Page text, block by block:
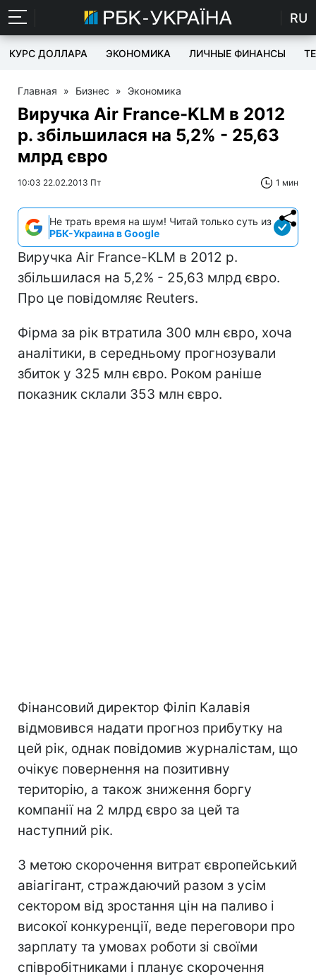
RU
КУРС ДОЛЛАРА ЭКОНОМИКА ЛИЧНЫЕ ФИНАНСЫ
Главная » Бизнес » Экономика
Виручка Air France-KLM в 2012
р. збільшилася на 5,2% - 25,63
млрд євро
10:03 22.02.2013 Пт 1 мин
Не трать время на шум! Читай только суть из
РБК-Украина в Google
Виручка Air France-KLM в 2012 р.
збільшилася на 5,2% - 25,63 млрд євро.
Про це повідомляє Reuters.
Фірма за рік втратила 300 млн євро, хоча
аналітики, в середньому прогнозували
збиток у 325 млн євро. Роком раніше
показник склали 353 млн євро.
Фінансовий директор Філіп Калавія
відмовився надати прогноз прибутку на
цей рік, однак повідомив журналістам, що
очікує повернення на позитивну
територію, а також зниження боргу
компанії на 2 млрд євро за цей та
наступний рік.
З метою скорочення витрат європейський
авіагігант, страждаючий разом з усім
сектором від зростання цін на паливо і
високої конкуренції, веде переговори про
зарплату та умовах роботи зі своїми
співробітниками і планує скорочення